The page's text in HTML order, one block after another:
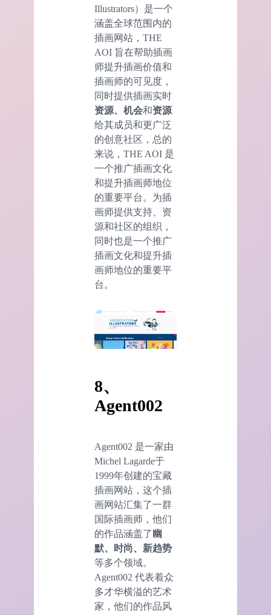
Illustrators）是一个
涵盖全球范围内的
插画网站，THE
AOI 旨在帮助插画
师提升插画价值和
插画师的可见度，
同时提供插画实时
资源、机会和资源
给其成员和更广泛
的创意社区，总的
来说，THE AOI 是
一个推广插画文化
和提升插画师地位
的重要平台。为插
画师提供支持、资
源和社区的组织，
同时也是一个推广
插画文化和提升插
画师地位的重要平
台。
8、
Agent002
Agent002 是一家由
Michel Lagarde于
1999年创建的宝藏
插画网站，这个插
画网站汇集了一群
国际插画师，他们
的作品涵盖了 幽
默、时尚、新趋势
等多个领域。
Agent002 代表着众
多才华横溢的艺术
家，他们的作品风